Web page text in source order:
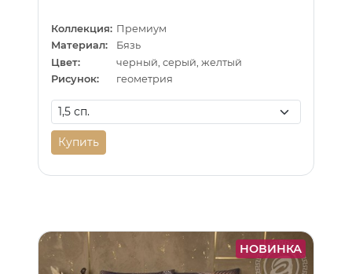
Коллекция: Премиум
Материал:
Бязь
Цвет:
черный, серый, желтый
Рисунок:
геометрия
Купить
НОВИНКА